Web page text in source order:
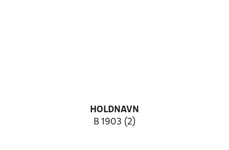
HOLDNAVN
B 1903 (2)